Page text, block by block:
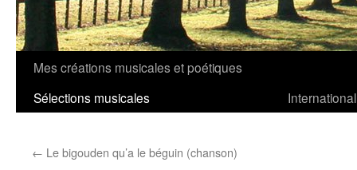
Aller
au
Mes créations musicales et poétiques
Sélections musicales
International
← Le bigouden qu’a le béguin (chanson)